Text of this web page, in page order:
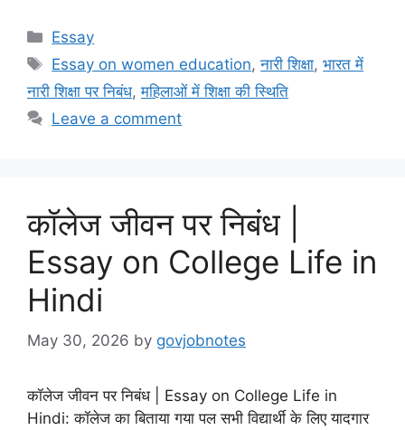
Categories
Essay
Tags
Essay on women education,नारी शिक्षा,भारत में
नारी शिक्षा पर निबंध,महिलाओं में शिक्षा की स्थिति
Leave a comment
कॉलेज जीवन पर निबंध |
Essay on College Life in
Hindi
May 30, 2026 by govjobnotes
कॉलेज जीवन पर निबंध | Essay on College Life in
Hindi: कॉलेज का बिताया गया पल सभी विद्यार्थी के लिए यादगार